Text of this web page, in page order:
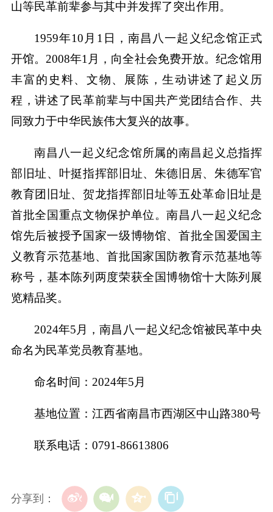
山等民革前辈参与其中并发挥了突出作用。
1959年10月1日，南昌八一起义纪念馆正式
开馆。2008年1月，向全社会免费开放。纪念馆用
丰富的史料、文物、展陈，生动讲述了起义历
程，讲述了民革前辈与中国共产党团结合作、共
同致力于中华民族伟大复兴的故事。
南昌八一起义纪念馆所属的南昌起义总指挥
部旧址、叶挺指挥部旧址、朱德旧居、朱德军官
教育团旧址、贺龙指挥部旧址等五处革命旧址是
首批全国重点文物保护单位。南昌八一起义纪念
馆先后被授予国家一级博物馆、首批全国爱国主
义教育示范基地、首批国家国防教育示范基地等
称号，基本陈列两度荣获全国博物馆十大陈列展
览精品奖。
2024年5月，南昌八一起义纪念馆被民革中央
命名为民革党员教育基地。
命名时间：2024年5月
基地位置：江西省南昌市西湖区中山路380号
联系电话：0791-86613806
分享到：